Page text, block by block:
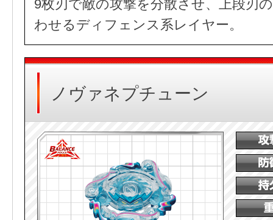
9枚刃で敵の攻撃を分散させ、上段刃
わせるディフェンス系レイヤー。
ノヴァネプチューン